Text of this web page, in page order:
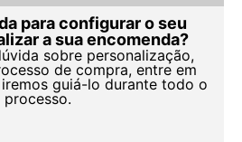
para configurar o seu
a sua encomenda?
sobre personalização,
de compra, entre em
guiá-lo durante todo o
processo.